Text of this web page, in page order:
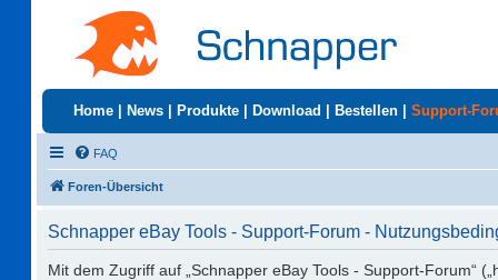
Home News Produkte Download Bestellen Support-
FAQ
Foren-Übersicht
Schnapper eBay Tools - Support-Forum -
Mit dem Zugriff auf „Schnapper eBay Tools - Support-Forum“